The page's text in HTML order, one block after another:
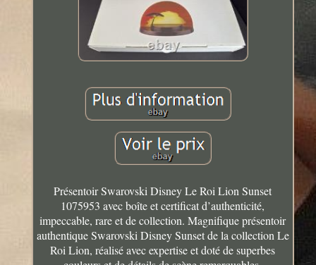
Présentoir Swarovski Disney Le Roi Lion Sunset
1075953 avec boîte et certificat d’authenticité,
impeccable, rare et de collection. Magnifique présentoir
authentique Swarovski Disney Sunset de la collection Le
Roi Lion, réalisé avec expertise et doté de superbes